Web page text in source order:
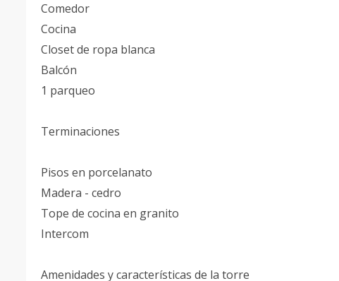
Comedor
Cocina
Closet de ropa blanca
Balcón
1 parqueo
Terminaciones
Pisos en porcelanato
Madera - cedro
Tope de cocina en granito
Intercom
Amenidades y características de la torre